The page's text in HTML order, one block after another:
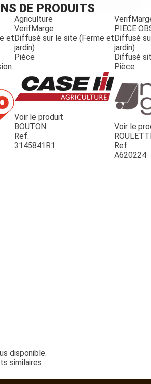
JOUET
DE PRODUITS
et
Agriculture
VerifMarge
Diffusé sur le site (Ferme et
jardin)
Pièce
Voir le produit
BOUTON
Ref.
3145841R1
PIECE
Diffusé
jardin)
Diffusé
Pièce
Voir le
Ref.
A620224
disponible.
similaires